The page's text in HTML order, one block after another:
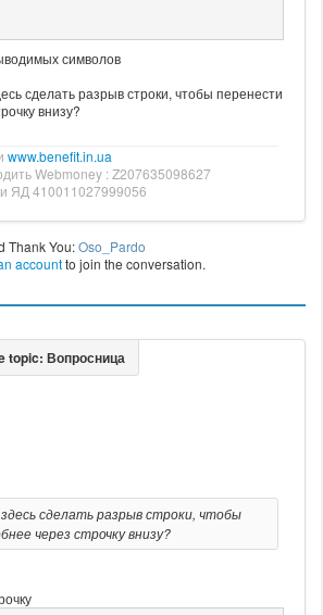
символов
сделать разрыв строки, чтобы перенести
внизу?
www.benefit.in.ua
Webmoney : Z207635098627
ЯД 410011027999056
Thank You:Oso_Pardo
accountto join the conversation.
сделать разрыв строки, чтобы
через строчку внизу?